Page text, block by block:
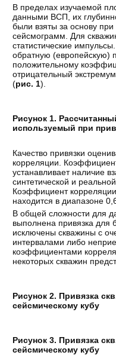
В пределах изучаемой
данными ВСП, их
были взяты за основу при
сейсмограмм. Для
статистические
обратную (европейскую)
положительному
отрицательный
(рис. 1).
Рисунок 1.
используемый при
Качество привязки
корреляции.
устанавливает наличие
синтетической и
Коэффициент
находится в диапазоне
В общей сложности для
выполнена привязка для
исключены скважины с
интервалами либо
коэффициентами
некоторых скважин
Рисунок 2. Привязка
сейсмическому кубу
Рисунок 3. Привязка
сейсмическому кубу